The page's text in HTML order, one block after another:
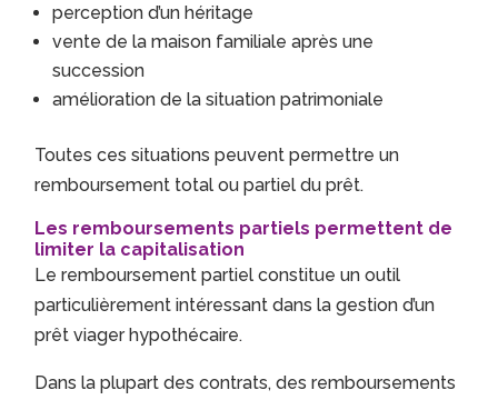
perception d’un héritage
vente de la maison familiale après une
succession
amélioration de la situation patrimoniale
Toutes ces situations peuvent permettre un
remboursement total ou partiel du prêt.
Les remboursements partiels permettent de
limiter la capitalisation
Le remboursement partiel constitue un outil
particulièrement intéressant dans la gestion d’un
prêt viager hypothécaire.
Dans la plupart des contrats, des remboursements